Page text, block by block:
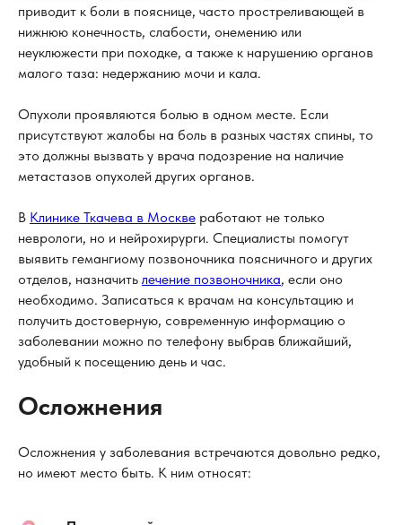
приводит к боли в пояснице, часто простреливающей в
нижнюю конечность, слабости, онемению или
неуклюжести при походке, а также к нарушению органов
малого таза: недержанию мочи и кала.
Опухоли проявляются болью в одном месте. Если
присутствуют жалобы на боль в разных частях спины, то
это должны вызвать у врача подозрение на наличие
метастазов опухолей других органов.
В Клинике Ткачева в Москве работают не только
неврологи, но и нейрохирурги. Специалисты помогут
выявить гемангиому позвоночника поясничного и других
отделов, назначить лечение позвоночника, если оно
необходимо. Записаться к врачам на консультацию и
получить достоверную, современную информацию о
заболевании можно по телефону выбрав ближайший,
удобный к посещению день и час.
Осложнения
Осложнения у заболевания встречаются довольно редко,
но имеют место быть. К ним относят: